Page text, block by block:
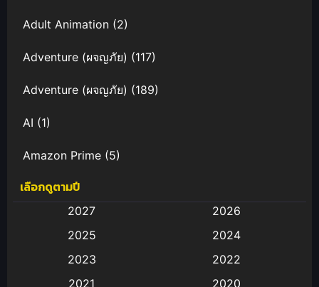
Adult Animation (2)
Adventure (ผจญภัย) (117)
Adventure (ผจญภัย) (189)
AI (1)
Amazon Prime (5)
Anal (ประตูหลัง)
Animation การ์ตูน
เลือกดูตามปี
2027
2026
2025
2024
2023
2022
2021
2020